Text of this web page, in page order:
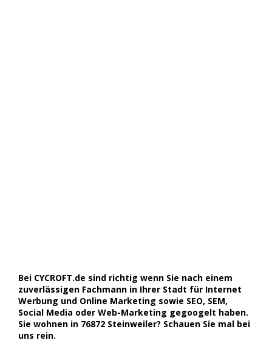
Bei CYCROFT.de sind richtig wenn Sie nach einem
zuverlässigen Fachmann in Ihrer Stadt für Internet
Werbung und Online Marketing sowie SEO, SEM,
Social Media oder Web-Marketing gegoogelt haben.
Sie wohnen in 76872 Steinweiler? Schauen Sie mal bei
uns rein.